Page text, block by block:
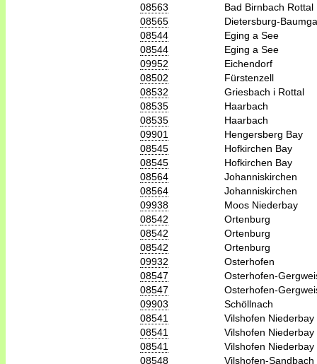
08563
Bad Birnbach Rottal
08565
Dietersburg-
08544
Eging a See
08544
Eging a See
09952
Eichendorf
08502
Fürstenzell
08532
Griesbach i Rottal
08535
Haarbach
08535
Haarbach
09901
Hengersberg Bay
08545
Hofkirchen Bay
08545
Hofkirchen Bay
08564
Johanniskirchen
08564
Johanniskirchen
09938
Moos Niederbay
08542
Ortenburg
08542
Ortenburg
08542
Ortenburg
09932
Osterhofen
08547
Osterhofen-
08547
Osterhofen-
09903
Schöllnach
08541
Vilshofen Niederbay
08541
Vilshofen Niederbay
08541
Vilshofen Niederbay
08548
Vilshofen-Sandbach